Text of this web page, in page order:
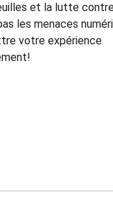
et la lutte
les menaces
votre expérience